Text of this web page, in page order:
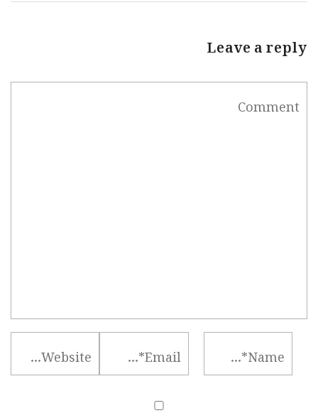
Leave a reply